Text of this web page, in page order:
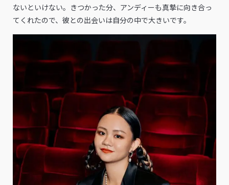
ないといけない。きつかった分、アンディーも真摯に向き合っ
てくれたので、彼との出会いは自分の中で大きいです。